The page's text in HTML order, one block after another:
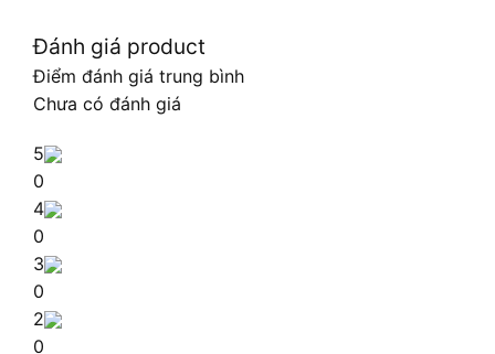
Đánh giá product
Điểm đánh giá trung bình
Chưa có đánh giá
5
0
4
0
3
0
2
0